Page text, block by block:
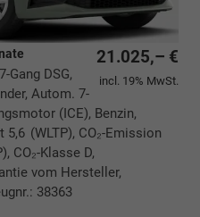
21.025,– €
incl. 19% MwSt.
Gang DSG,
Autom. 7-
(ICE), Benzin,
(WLTP), CO₂-Emission
CO₂-Klasse D,
vom Hersteller,
38363